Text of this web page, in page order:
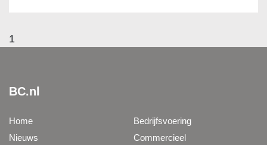
1
BC.nl
Home
Nieuws
Bedrijfsvoering
Commercieel